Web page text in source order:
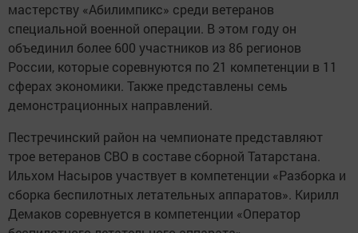
мастерству «Абилимпикс» среди ветеранов
специальной военной операции. В этом году он
объединил более 600 участников из 86 регионов
России, которые соревнуются по 21 компетенции в 11
сферах экономики. Также представлены семь
демонстрационных направлений.
Пестречинский район на чемпионате представляют
трое ветеранов СВО в составе сборной Татарстана.
Ильхом Насыров участвует в компетенции «Разборка и
сборка беспилотных летательных аппаратов». Кирилл
Демаков соревнуется в компетенции «Оператор